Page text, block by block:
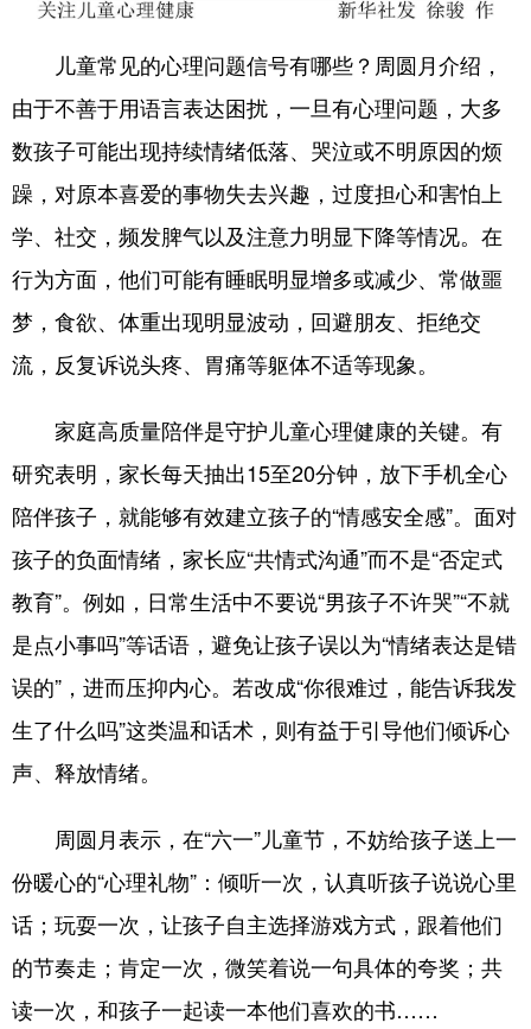
儿童常见的心理问题信号有哪些？周圆月介绍，
由于不善于用语言表达困扰，一旦有心理问题，大多
数孩子可能出现持续情绪低落、哭泣或不明原因的烦
躁，对原本喜爱的事物失去兴趣，过度担心和害怕上
学、社交，频发脾气以及注意力明显下降等情况。在
行为方面，他们可能有睡眠明显增多或减少、常做噩
梦，食欲、体重出现明显波动，回避朋友、拒绝交
流，反复诉说头疼、胃痛等躯体不适等现象。
家庭高质量陪伴是守护儿童心理健康的关键。有
研究表明，家长每天抽出15至20分钟，放下手机全心
陪伴孩子，就能够有效建立孩子的“情感安全感”。面对
孩子的负面情绪，家长应“共情式沟通”而不是“否定式
教育”。例如，日常生活中不要说“男孩子不许哭”“不就
是点小事吗”等话语，避免让孩子误以为“情绪表达是错
误的”，进而压抑内心。若改成“你很难过，能告诉我发
生了什么吗”这类温和话术，则有益于引导他们倾诉心
声、释放情绪。
周圆月表示，在“六一”儿童节，不妨给孩子送上一
份暖心的“心理礼物”：倾听一次，认真听孩子说说心里
话；玩耍一次，让孩子自主选择游戏方式，跟着他们
的节奏走；肯定一次，微笑着说一句具体的夸奖；共
读一次，和孩子一起读一本他们喜欢的书……